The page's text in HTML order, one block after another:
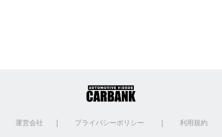
運営会社 | プライバシーポリシー | 利用規約